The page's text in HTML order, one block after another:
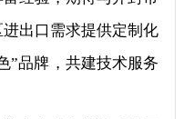
出口需求提供定制化
”品牌，共建技术服务